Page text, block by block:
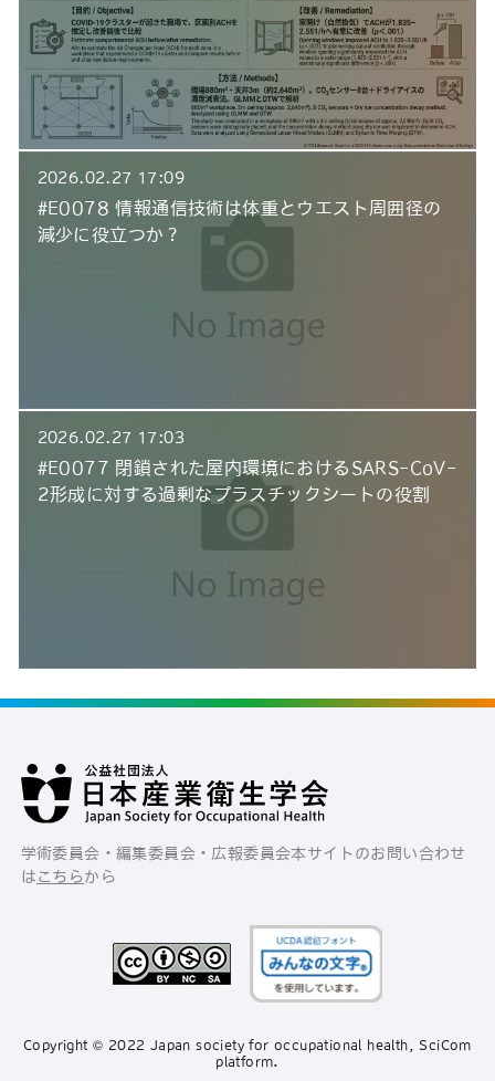
2026.02.27 17:09
#E0078 情報通信技術は体重とウエスト周囲径の
減少に役立つか？
2026.02.27 17:03
#E0077 閉鎖された屋内環境におけるSARS-CoV-
2形成に対する過剰なプラスチックシートの役割
学術委員会・編集委員会・広報委員会本サイトのお問い合わせ
は こちらから
Copyright © 2022 Japan society for occupational health, SciCom
platform.